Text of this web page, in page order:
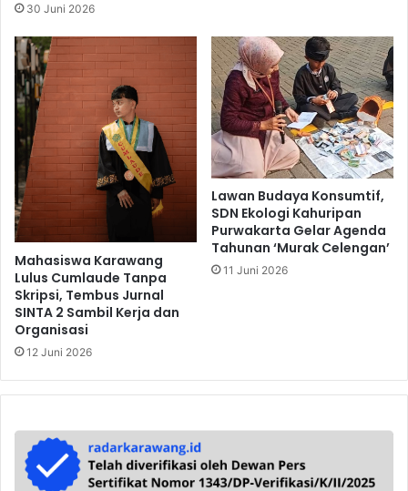
30 Juni 2026
Mahasiswa Karawang
Lulus Cumlaude Tanpa
Skripsi, Tembus Jurnal
SINTA 2 Sambil Kerja dan
Organisasi
12 Juni 2026
Lawan Budaya Konsumtif,
SDN Ekologi Kahuripan
Purwakarta Gelar Agenda
Tahunan ‘Murak Celengan’
11 Juni 2026